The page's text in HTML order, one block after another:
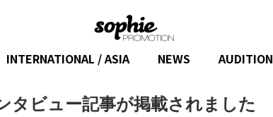
INTERNATIONAL / ASIA NEWS AUDITION
タビュー記事が掲載されました